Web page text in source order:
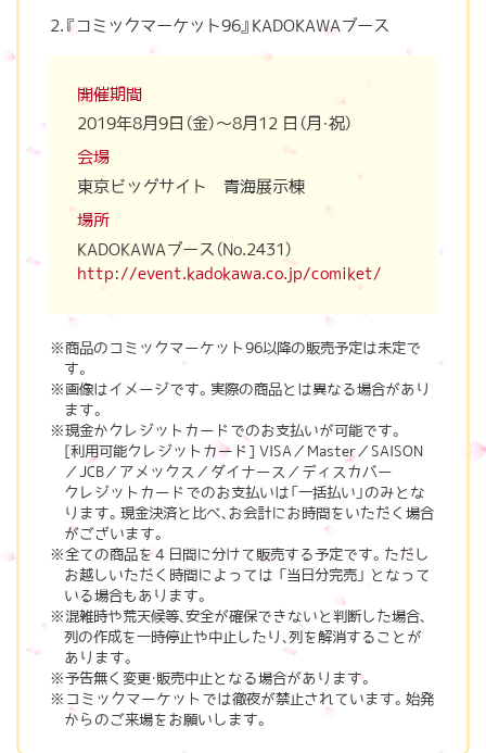
2.『コミックマーケット96』KADOKAWAブース
開催期間
2019年8月9日（金）～8月12 日（月・祝）
会場
東京ビッグサイト 青海展示棟
場所
KADOKAWAブース（No.2431）
http://event.kadokawa.co.jp/comiket/
商品のコミックマーケット96以降の販売予定は未定で
す。
画像はイメージです。実際の商品とは異なる場合があり
ます。
現金かクレジットカードでのお支払いが可能です。
[利用可能クレジットカード] VISA／Master／SAISON
／JCB／アメックス／ダイナース／ディスカバー
クレジットカードでのお支払いは「一括払い」のみとな
ります。現金決済と比べ、お会計にお時間をいただく場合
がございます。
全ての商品を４日間に分けて販売する予定です。ただし
お越しいただく時間によっては 「当日分完売」 となって
いる場合もあります。
混雑時や荒天候等、安全が確保できないと判断した場合、
列の作成を一時停止や中止したり、列を解消することが
あります。
予告無く変更・販売中止となる場合があります。
コミックマーケットでは徹夜が禁止されています。始発
からのご来場をお願いします。